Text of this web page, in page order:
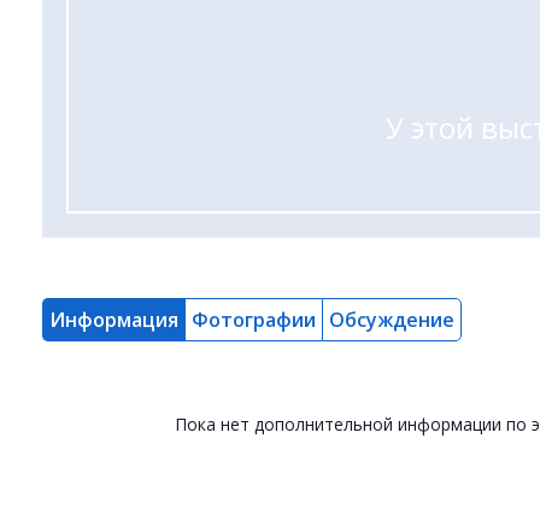
У этой
Информация Фотографии Обсуждение
Пока нет дополнительной информации по